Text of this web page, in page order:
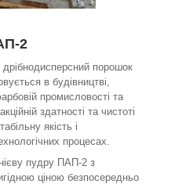
2
порошок
в будівництві,
промисловості та
здатності та чистоті
якість і
процесах.
пудру ПАП-2 з
ціною безпосередньо